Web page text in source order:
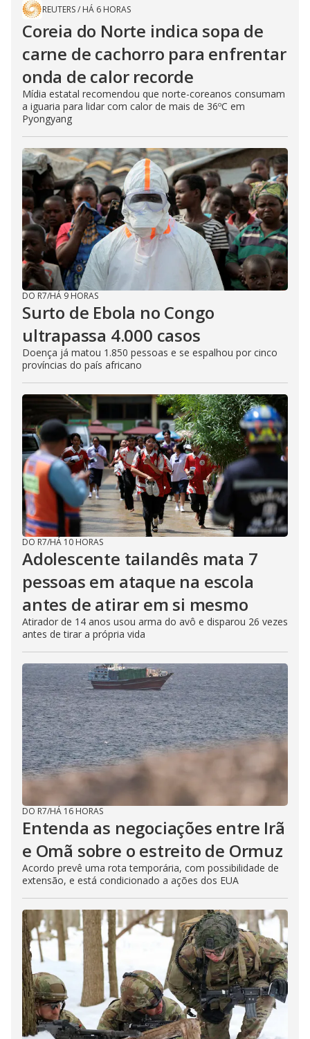
REUTERS/ HÁ 6 HORAS
Coreia do Norte indica sopa de
carne de cachorro para enfrentar
onda de calor recorde
Mídia estatal recomendou que norte-coreanos consumam
a iguaria para lidar com calor de mais de 36ºC em
Pyongyang
DO R7/HÁ 9 HORAS
Surto de Ebola no Congo
ultrapassa 4.000 casos
Doença já matou 1.850 pessoas e se espalhou por cinco
províncias do país africano
DO R7/HÁ 10 HORAS
Adolescente tailandês mata 7
pessoas em ataque na escola
antes de atirar em si mesmo
Atirador de 14 anos usou arma do avô e disparou 26 vezes
antes de tirar a própria vida
DO R7/HÁ 16 HORAS
Entenda as negociações entre Irã
e Omã sobre o estreito de Ormuz
Acordo prevê uma rota temporária, com possibilidade de
extensão, e está condicionado a ações dos EUA